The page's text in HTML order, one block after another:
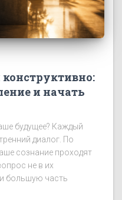
и начать
будущее? Каждый
диалог. По
сознание проходят
не в их
большую часть